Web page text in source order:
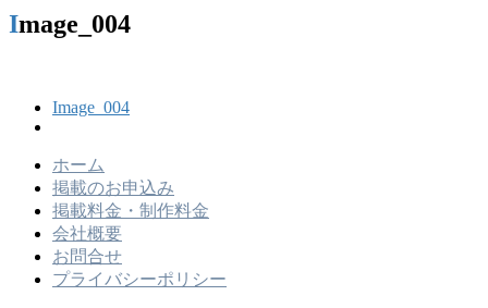
Image_004
Image_004
ホーム
掲載のお申込み
掲載料金・制作料金
会社概要
お問合せ
プライバシーポリシー